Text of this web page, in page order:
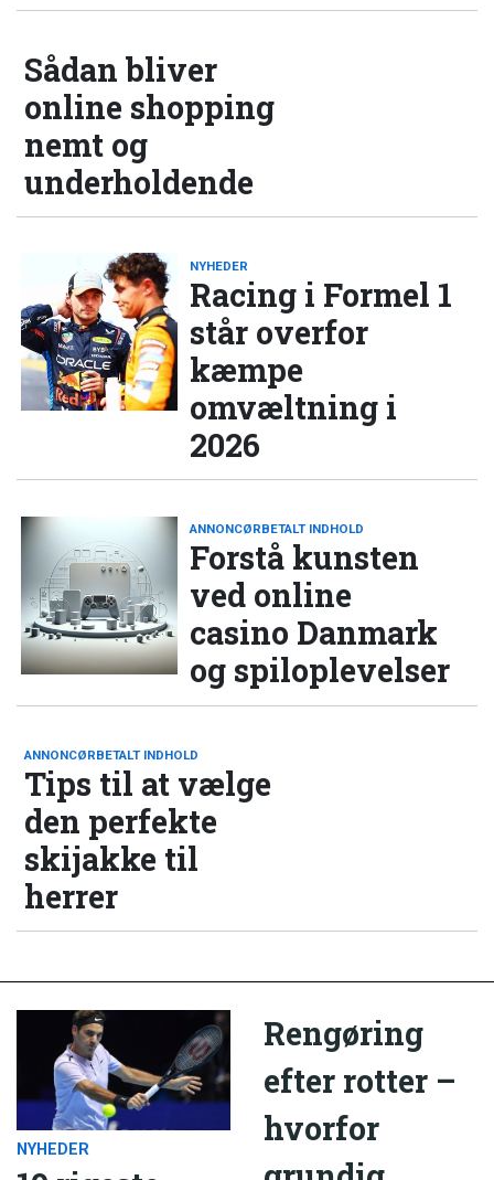
Sådan bliver
online shopping
nemt og
underholdende
NYHEDER
Racing i Formel 1
står overfor
kæmpe
omvæltning i
2026
ANNONCØRBETALT INDHOLD
Forstå kunsten
ved online
casino Danmark
og spiloplevelser
ANNONCØRBETALT INDHOLD
Tips til at vælge
den perfekte
skijakke til
herrer
NYHEDER
Rengøring
efter rotter –
hvorfor